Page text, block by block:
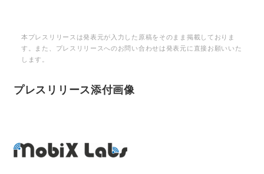
本プレスリリースは発表元が入力した原稿をそのまま掲載しておりま
す。また、プレスリリースへのお問い合わせは発表元に直接お願いいた
します。
プレスリリース添付画像